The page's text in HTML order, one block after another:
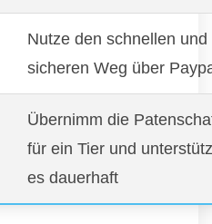
Nutze den schnellen und
sicheren Weg über
Übernimm die
für ein Tier und
es dauerhaft